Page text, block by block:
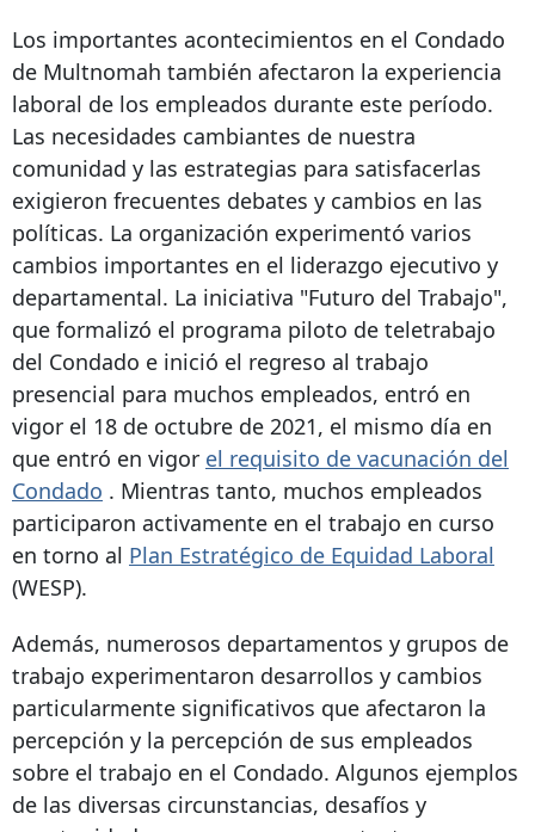
Los importantes acontecimientos en el Condado
de Multnomah también afectaron la experiencia
laboral de los empleados durante este período.
Las necesidades cambiantes de nuestra
comunidad y las estrategias para satisfacerlas
exigieron frecuentes debates y cambios en las
políticas. La organización experimentó varios
cambios importantes en el liderazgo ejecutivo y
departamental. La iniciativa "Futuro del Trabajo",
que formalizó el programa piloto de teletrabajo
del Condado e inició el regreso al trabajo
presencial para muchos empleados, entró en
vigor el 18 de octubre de 2021, el mismo día en
que entró en vigor el requisito de vacunación del
Condado . Mientras tanto, muchos empleados
participaron activamente en el trabajo en curso
en torno al Plan Estratégico de Equidad Laboral
(WESP).
Además, numerosos departamentos y grupos de
trabajo experimentaron desarrollos y cambios
particularmente significativos que afectaron la
percepción y la percepción de sus empleados
sobre el trabajo en el Condado. Algunos ejemplos
de las diversas circunstancias, desafíos y